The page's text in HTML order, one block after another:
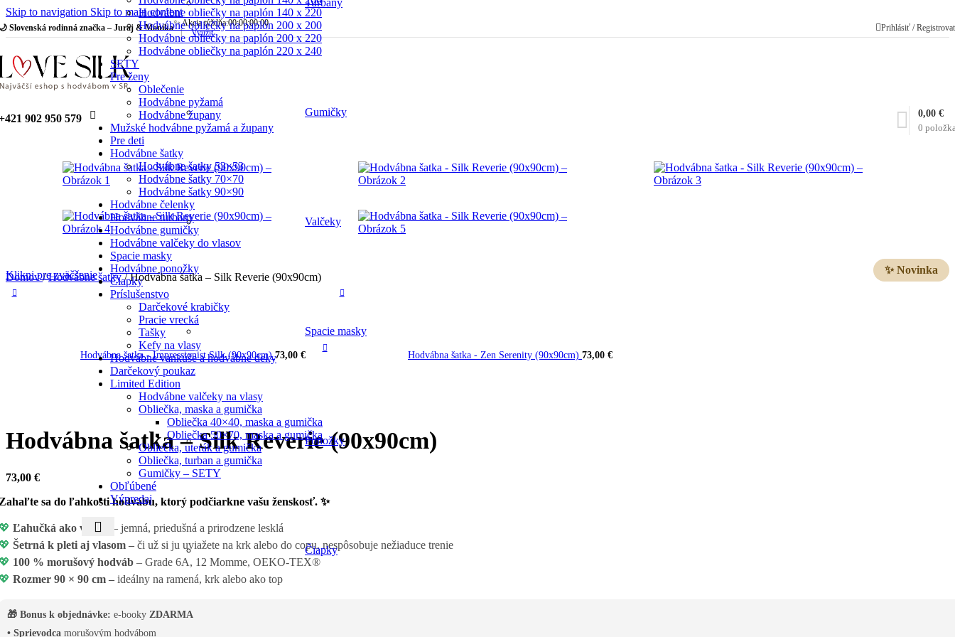
Skip to navigation Skip to main content
Slovenská rodinná značka – Juraj & Monika✨ Akcia týždňa:00:00:00:00
|
Využiť Prihlásiť /
Gumičky
Valčeky
Spacie masky
Ponožky
Čiapky
902 950 579
Hodvábne obliečky na paplón 140 x 220
Hodvábne obliečky na paplón 200 x 200
Hodvábne obliečky na paplón 200 x 220
Hodvábne obliečky na paplón 220 x 240
SETY
Pre ženy
Oblečenie
Hodvábne pyžamá
Hodvábne župany
Mužské hodvábne pyžamá a župany
Pre deti
Hodvábne šatky
Hodvábne šatky 53×53
Hodvábne šatky 70×70
Hodvábne šatky 90×90
Hodvábne čelenky
Hodvábne turbany
Hodvábne gumičky
Hodvábne valčeky do vlasov
Spacie masky
Hodvábne ponožky
Čiapky
Príslušenstvo
Darčekové krabičky
Pracie vrecká
Tašky
Kefy na vlasy
Hodvábne vankúše a hodvábne deky
Darčekový poukaz
Limited Edition
Hodvábne valčeky na vlasy
Obliečka, maska a gumička
Obliečka 40×40, maska a gumička
Obliečka 50×70, maska a gumička
Obliečka, uterák a gumička
Obliečka, turban a gumička
Gumičky – SETY
Obľúbené
Výpredaj
0
0,00 €
✨ Novinka
Klikni pre zväčšenie
Domov/ Hodvábne šatky/ Hodvábna šatka – Silk Reverie (90x90cm)
Hodvábna šatka - Impressionist Silk (90x90cm)73,00 € Hodvábna šatka - Zen Serenity (90x90cm) 73,00 €
Hodvábna šatka – Silk Reverie (90x90cm)
73,00 €
sa do ľahkosti hodvábu, ktorý podčiarkne vašu ženskosť. ✨
Ľahučká ako vánok
– jemná, priedušná a prirodzene lesklá
Šetrná k pleti aj vlasom – či už si ju uviažete na krk alebo do copu, nespôsobuje nežiaduce trenie
100 % morušový hodváb – Grade 6A, 12 Momme, OEKO-TEX®
Rozmer 90 × 90 cm – ideálny na ramená, krk alebo ako top
🎁 Bonus k objednávke: e-booky ZDARMA
• Sprievodca morušovým hodvábom